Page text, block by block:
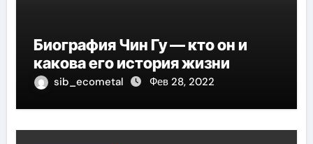
Биография Чин Гу — кто он и
какова его история жизни
sib_ecometal Фев 28, 2022